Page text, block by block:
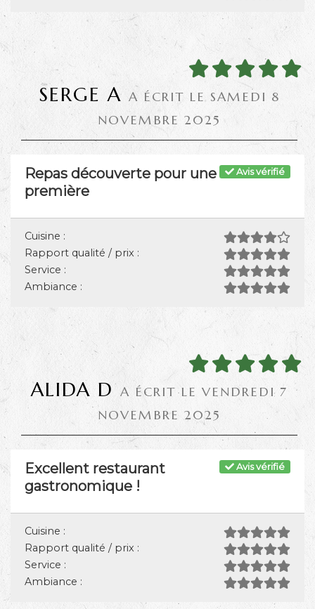
SERGE A A ÉCRIT LE SAMEDI 8
NOVEMBRE 2025
Avis vérifié
Repas découverte pour une
première
Cuisine :
Rapport qualité / prix :
Service :
Ambiance :
ALIDA D A ÉCRIT LE VENDREDI 7
NOVEMBRE 2025
Avis vérifié
Excellent restaurant
gastronomique !
Cuisine :
Rapport qualité / prix :
Service :
Ambiance :